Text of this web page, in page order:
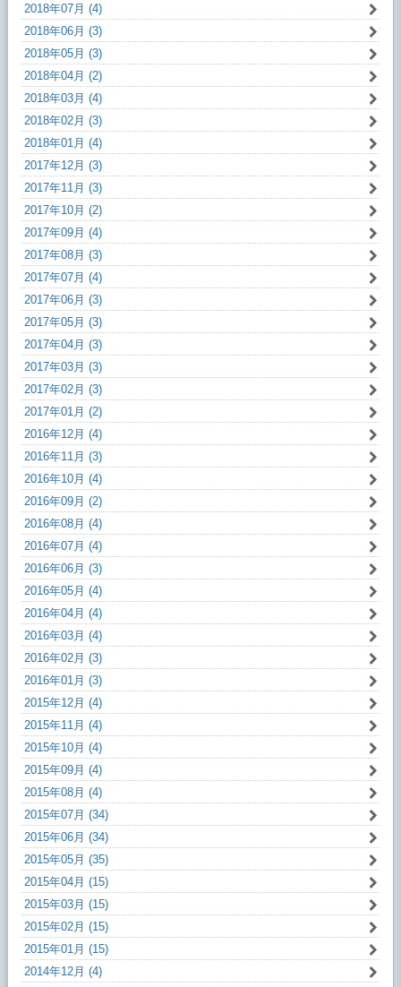
2018年07月 (4)
2018年06月 (3)
2018年05月 (3)
2018年04月 (2)
2018年03月 (4)
2018年02月 (3)
2018年01月 (4)
2017年12月 (3)
2017年11月 (3)
2017年10月 (2)
2017年09月 (4)
2017年08月 (3)
2017年07月 (4)
2017年06月 (3)
2017年05月 (3)
2017年04月 (3)
2017年03月 (3)
2017年02月 (3)
2017年01月 (2)
2016年12月 (4)
2016年11月 (3)
2016年10月 (4)
2016年09月 (2)
2016年08月 (4)
2016年07月 (4)
2016年06月 (3)
2016年05月 (4)
2016年04月 (4)
2016年03月 (4)
2016年02月 (3)
2016年01月 (3)
2015年12月 (4)
2015年11月 (4)
2015年10月 (4)
2015年09月 (4)
2015年08月 (4)
2015年07月 (34)
2015年06月 (34)
2015年05月 (35)
2015年04月 (15)
2015年03月 (15)
2015年02月 (15)
2015年01月 (15)
2014年12月 (4)